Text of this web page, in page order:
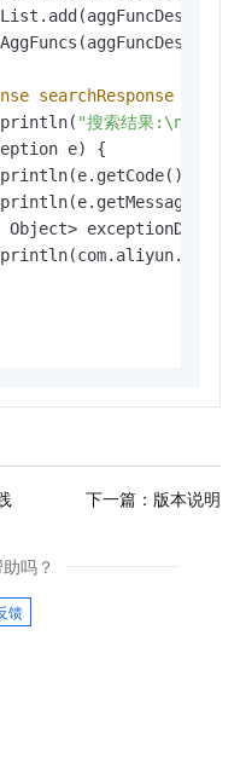
searchResponse
"搜索结果:\n"
e) {
Object> exceptionData =
下一篇： 版本说明
吗？
馈